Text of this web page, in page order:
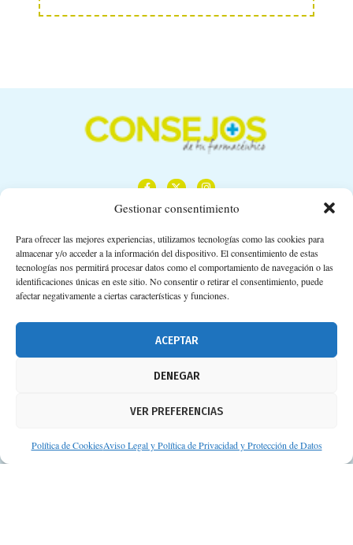
Gestionar consentimiento
Para ofrecer las mejores experiencias, utilizamos tecnologías como las cookies para
almacenar y/o acceder a la información del dispositivo. El consentimiento de estas
tecnologías nos permitirá procesar datos como el comportamiento de navegación o las
identificaciones únicas en este sitio. No consentir o retirar el consentimiento, puede
afectar negativamente a ciertas características y funciones.
ACEPTAR
DENEGAR
VER PREFERENCIAS
Política de CookiesAviso Legal y Política de Privacidad y Protección de Datos
Calle Camino de los Descubrimientos, 11,
Planta 3ª 41092 – Sevilla
674 02 62 03
Aviso legal
Protección de datos personales
Suscripción a Newsletter